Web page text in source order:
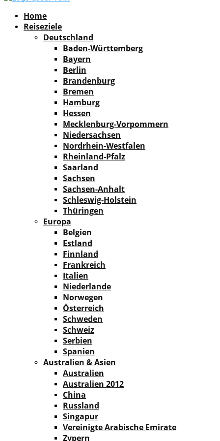
Home
Reiseziele
Deutschland
Baden-Württemberg
Bayern
Berlin
Brandenburg
Bremen
Hamburg
Hessen
Mecklenburg-Vorpommern
Niedersachsen
Nordrhein-Westfalen
Rheinland-Pfalz
Saarland
Sachsen
Sachsen-Anhalt
Schleswig-Holstein
Thüringen
Europa
Belgien
Estland
Finnland
Frankreich
Italien
Niederlande
Norwegen
Österreich
Schweden
Schweiz
Serbien
Spanien
Australien & Asien
Australien
Australien 2012
China
Russland
Singapur
Vereinigte Arabische Emirate
Zypern